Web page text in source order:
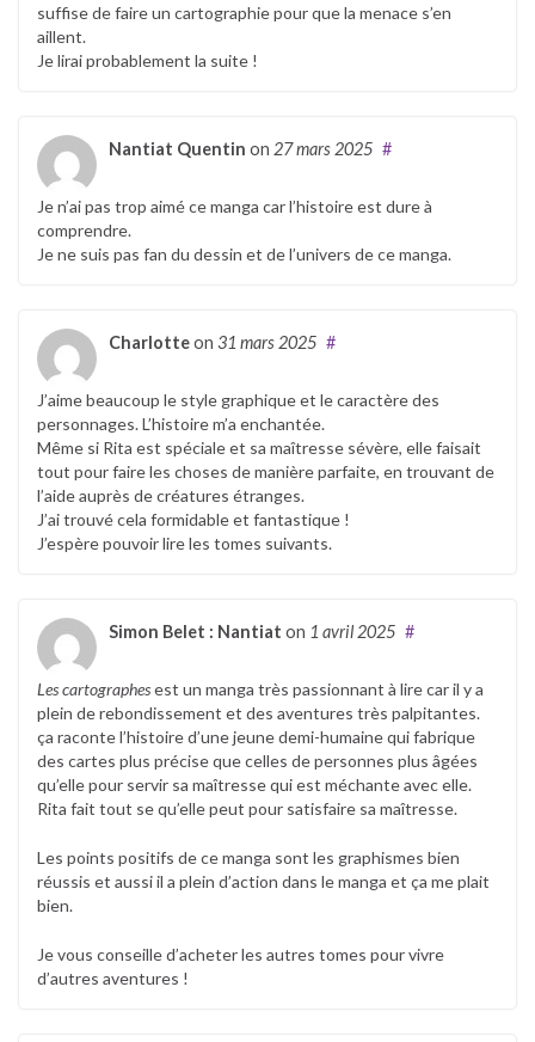
suffise de faire un cartographie pour que la menace s’en
aillent.
Je lirai probablement la suite !
Nantiat Quentin on 27 mars 2025 #
Je n’ai pas trop aimé ce manga car l’histoire est dure à
comprendre.
Je ne suis pas fan du dessin et de l’univers de ce manga.
Charlotteon 31 mars 2025 #
J’aime beaucoup le style graphique et le caractère des
personnages. L’histoire m’a enchantée.
Même si Rita est spéciale et sa maîtresse sévère, elle faisait
tout pour faire les choses de manière parfaite, en trouvant de
l’aide auprès de créatures étranges.
J’ai trouvé cela formidable et fantastique !
J’espère pouvoir lire les tomes suivants.
Simon Belet : Nantiat on 1 avril 2025 #
Les cartographesest un manga très passionnant à lire car il y a
plein de rebondissement et des aventures très palpitantes.
ça raconte l’histoire d’une jeune demi-humaine qui fabrique
des cartes plus précise que celles de personnes plus âgées
qu’elle pour servir sa maîtresse qui est méchante avec elle.
Rita fait tout se qu’elle peut pour satisfaire sa maîtresse.
Les points positifs de ce manga sont les graphismes bien
réussis et aussi il a plein d’action dans le manga et ça me plait
bien.
Je vous conseille d’acheter les autres tomes pour vivre
d’autres aventures !